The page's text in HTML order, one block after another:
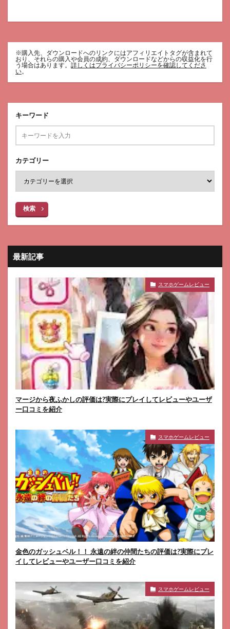
※購入先、ダウンロードへのリンクにはアフィリエイトタグが含まれて
おり、それらの購入や会員の成約、ダウンロードなどからの収益化を行
う場合はあります。 詳しくはプライバシーポリシーを確認してくださ
い。
キーワード
カテゴリー
検索
最新記事
スマホゲームレビュー
マージから夜ふかしの評価は?実際にプレイしてレビューやユーザ
ー口コミを紹介
スマホゲームレビュー
金色のガッシュベル！！ 永遠の絆の仲間たちの評価は?実際にプレ
イしてレビューやユーザー口コミを紹介
スマホゲームレビュー